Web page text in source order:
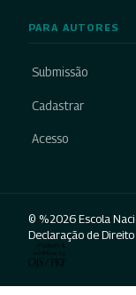
PARA AUTORES
Submissão
Cadastrar
Acesso
© %2026 Escola
Declaração de